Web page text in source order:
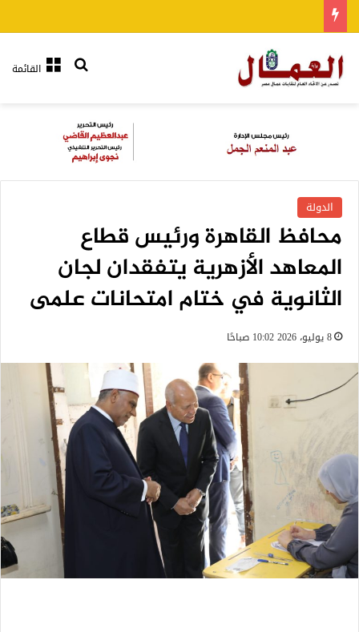
القائمةبحث عن
الدولة
محافظ القاهرة ورئيس قطاع
المعاهد الأزهرية يتفقدان لجان
الثانوية في ختام امتحانات علمى
8 يوليو، 2026 10:02 صباحًا